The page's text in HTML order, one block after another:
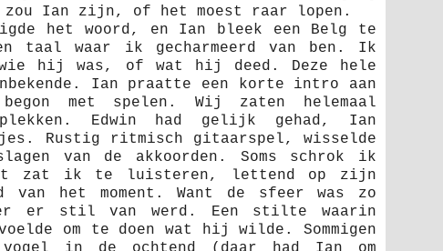
zou Ian zijn, of het moest raar lopen.
het woord, en Ian bleek een Belg te
taal waar ik gecharmeerd van ben. Ik
hij was, of wat hij deed. Deze hele
Ian praatte een korte intro aan
met spelen. Wij zaten helemaal
Edwin had gelijk gehad, Ian
Rustig ritmisch gitaarspel, wisselde
van de akkoorden. Soms schrok ik
zat ik te luisteren, lettend op zijn
van het moment. Want de sfeer was zo
er stil van werd. Een stilte waarin
om te doen wat hij wilde. Sommigen